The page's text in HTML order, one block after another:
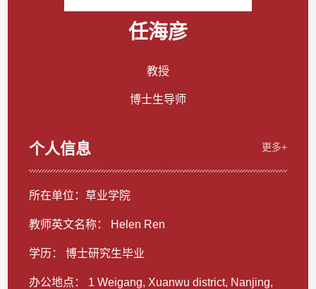
任海彦
教授
博士生导师
个人信息 更多+
所在单位：草业学院
教师英文名称： Helen Ren
学历： 博士研究生毕业
办公地点： 1 Weigang, Xuanwu district, Nanjing,